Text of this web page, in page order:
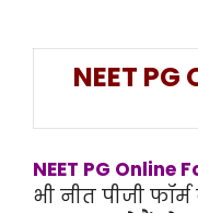
NEET
NEET PG Online
भी नीत पीजी